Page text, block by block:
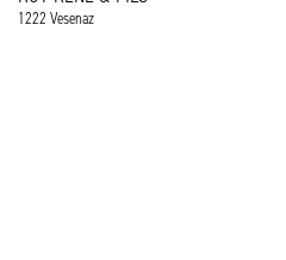
1222 Vesenaz